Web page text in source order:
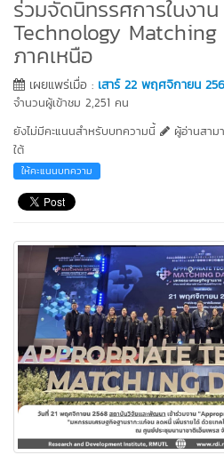
ร่วมจัดนิทรรศการในงา
Technology
ภาคเหนือ
เผยแพร่เมื่อ : เสาร์ 22 พฤศจิกายน
จำนวนผู้เข้าชม 2,251 คน
ยังไม่มีคะแนนสำหรับบทความนี้
ผู้อ่านสาม
ใต้
ให้คะแนนบทความ